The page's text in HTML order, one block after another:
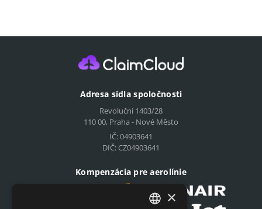
Adresa sídla spoločnosti
Revoluční 1403/28
110 00, Praha - Nové Město
IČ: 04903641
DIČ: CZ04903641
Kompenzácia pre aerolínie
×